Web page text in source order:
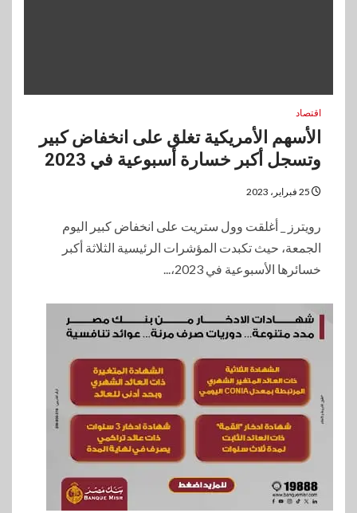
اقتصاد
الأسهم الأمريكية تغلق على انخفاض كبير
وتسجل أكبر خسارة أسبوعية في 2023
رويترز _ أغلقت وول ستريت على انخفاض كبير اليوم
الجمعة، حيث تكبدت المؤشرات الرئيسية الثلاثة أكبر
خسائرها الأسبوعية في 2023،...